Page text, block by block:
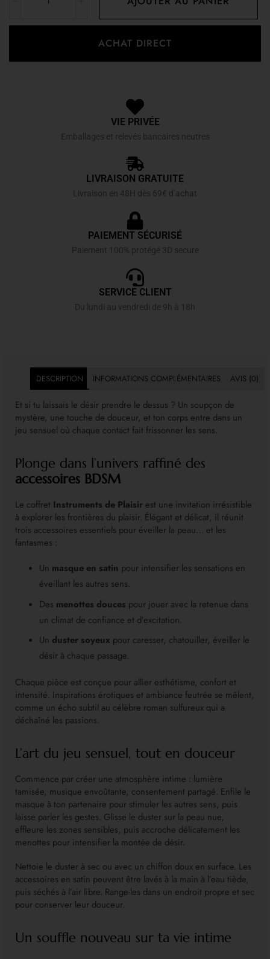
ACHAT DIRECT
VIE PRIVÉE
Emballages et relevés bancaires neutres
LIVRAISON GRATUITE
Livraison en 48H dès 69€ d’achat
PAIEMENT SÉCURISÉ
Paiement 100% protégé 3D secure
SERVICE CLIENT
Du lundi au vendredi de 9h à 18h
DESCRIPTION INFORMATIONS COMPLÉMENTAIRES AVIS (0)
Et si tu laissais le désir prendre le dessus ? Un soupçon de
mystère, une touche de douceur, et ton corps entre dans un
jeu sensuel où chaque contact fait frissonner les sens.
Plonge dans l’univers raffiné des
accessoires BDSM
Le coffret Instruments de Plaisir est une invitation irrésistible
à explorer les frontières du plaisir. Élégant et délicat, il réunit
trois accessoires essentiels pour éveiller la peau… et les
fantasmes :
Un masque en satin pour intensifier les sensations en
éveillant les autres sens.
Des menottes douces pour jouer avec la retenue dans
un climat de confiance et d’excitation.
Un duster soyeux pour caresser, chatouiller, éveiller le
désir à chaque passage.
Chaque pièce est conçue pour allier esthétisme, confort et
intensité. Inspirations érotiques et ambiance feutrée se mêlent,
comme un écho subtil au célèbre roman sulfureux qui a
déchaîné les passions.
L’art du jeu sensuel, tout en douceur
Commence par créer une atmosphère intime : lumière
tamisée, musique envoûtante, consentement partagé. Enfile le
masque à ton partenaire pour stimuler les autres sens, puis
laisse parler les gestes. Glisse le duster sur la peau nue,
effleure les zones sensibles, puis accroche délicatement les
menottes pour intensifier la montée de désir.
Nettoie le duster à sec ou avec un chiffon doux en surface. Les
accessoires en satin peuvent être lavés à la main à l’eau tiède,
puis séchés à l’air libre. Range-les dans un endroit propre et sec
pour conserver leur douceur.
Un souffle nouveau sur ta vie intime